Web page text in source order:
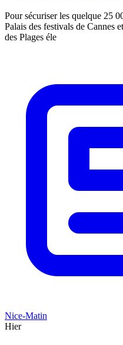
Pour sécuriser les quelque 25
Palais des festivals de Cannes
des Plages éle
Nice-Matin
Hier